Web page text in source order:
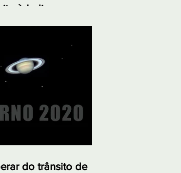
à Indiana
do trânsito de